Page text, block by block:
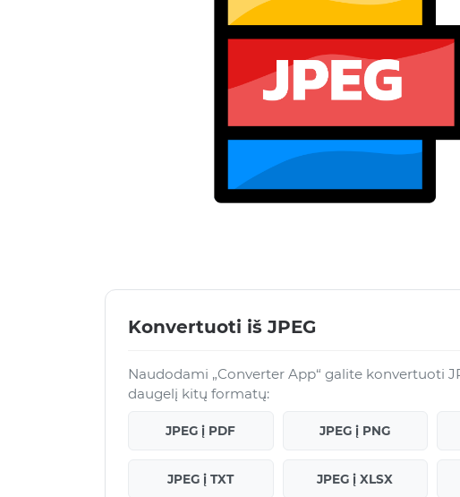
Konvertuoti iš JPEG
Naudodami „Converter App“ galite konvertuoti
daugelį kitų formatų:
JPEG į PDF JPEG į PNG
JPEG į TXT JPEG į XLSX